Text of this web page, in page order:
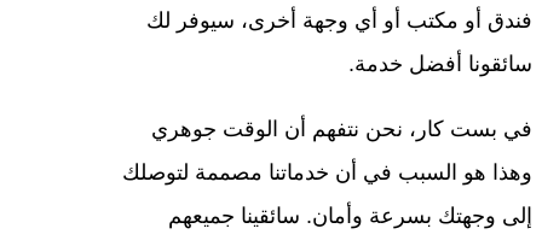
فندق أو مكتب أو أي وجهة أخرى، سيوفر لك
سائقونا أفضل خدمة.
في بست كار، نحن نتفهم أن الوقت جوهري
وهذا هو السبب في أن خدماتنا مصممة لتوصلك
إلى وجهتك بسرعة وأمان. سائقينا جميعهم